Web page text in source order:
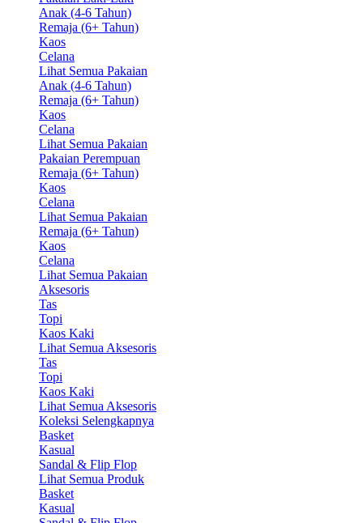
Anak (4-6 Tahun)
Remaja (6+ Tahun)
Kaos
Celana
Lihat Semua Pakaian
Anak (4-6 Tahun)
Remaja (6+ Tahun)
Kaos
Celana
Lihat Semua Pakaian
Pakaian Perempuan
Remaja (6+ Tahun)
Kaos
Celana
Lihat Semua Pakaian
Remaja (6+ Tahun)
Kaos
Celana
Lihat Semua Pakaian
Aksesoris
Tas
Topi
Kaos Kaki
Lihat Semua Aksesoris
Tas
Topi
Kaos Kaki
Lihat Semua Aksesoris
Koleksi Selengkapnya
Basket
Kasual
Sandal & Flip Flop
Lihat Semua Produk
Basket
Kasual